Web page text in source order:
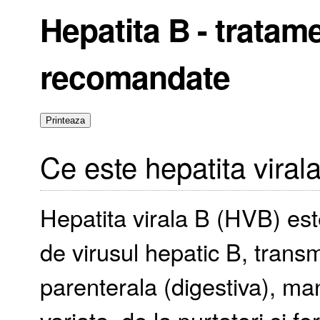
Hepatita B -
recomandate
Ce este hepatita
Hepatita virala B (HVB)
de virusul hepatic B,
parenterala (digestiva),